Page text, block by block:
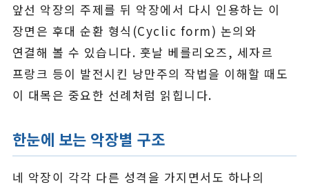
앞선 악장의 주제를 뒤 악장에서 다시 인용하는 이
장면은 후대 순환 형식(Cyclic form) 논의와
연결해 볼 수 있습니다. 훗날 베를리오즈, 세자르
프랑크 등이 발전시킨 낭만주의 작법을 이해할 때도
이 대목은 중요한 선례처럼 읽힙니다.
한눈에 보는 악장별 구조
네 악장이 각각 다른 성격을 가지면서도 하나의